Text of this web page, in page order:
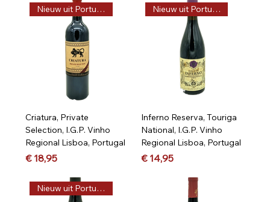
Nieuw uit Portugal, Vega
Criatura, Private
Selection, I.G.P. Vinho
Regional Lisboa, Portugal
Prijs
€ 18,95
Nieuw uit Portugal, Vega
Inferno Reserva, Touriga
National, I.G.P. Vinho
Regional Lisboa, Portugal
Prijs
€ 14,95
Nieuw uit Portugal, Vega